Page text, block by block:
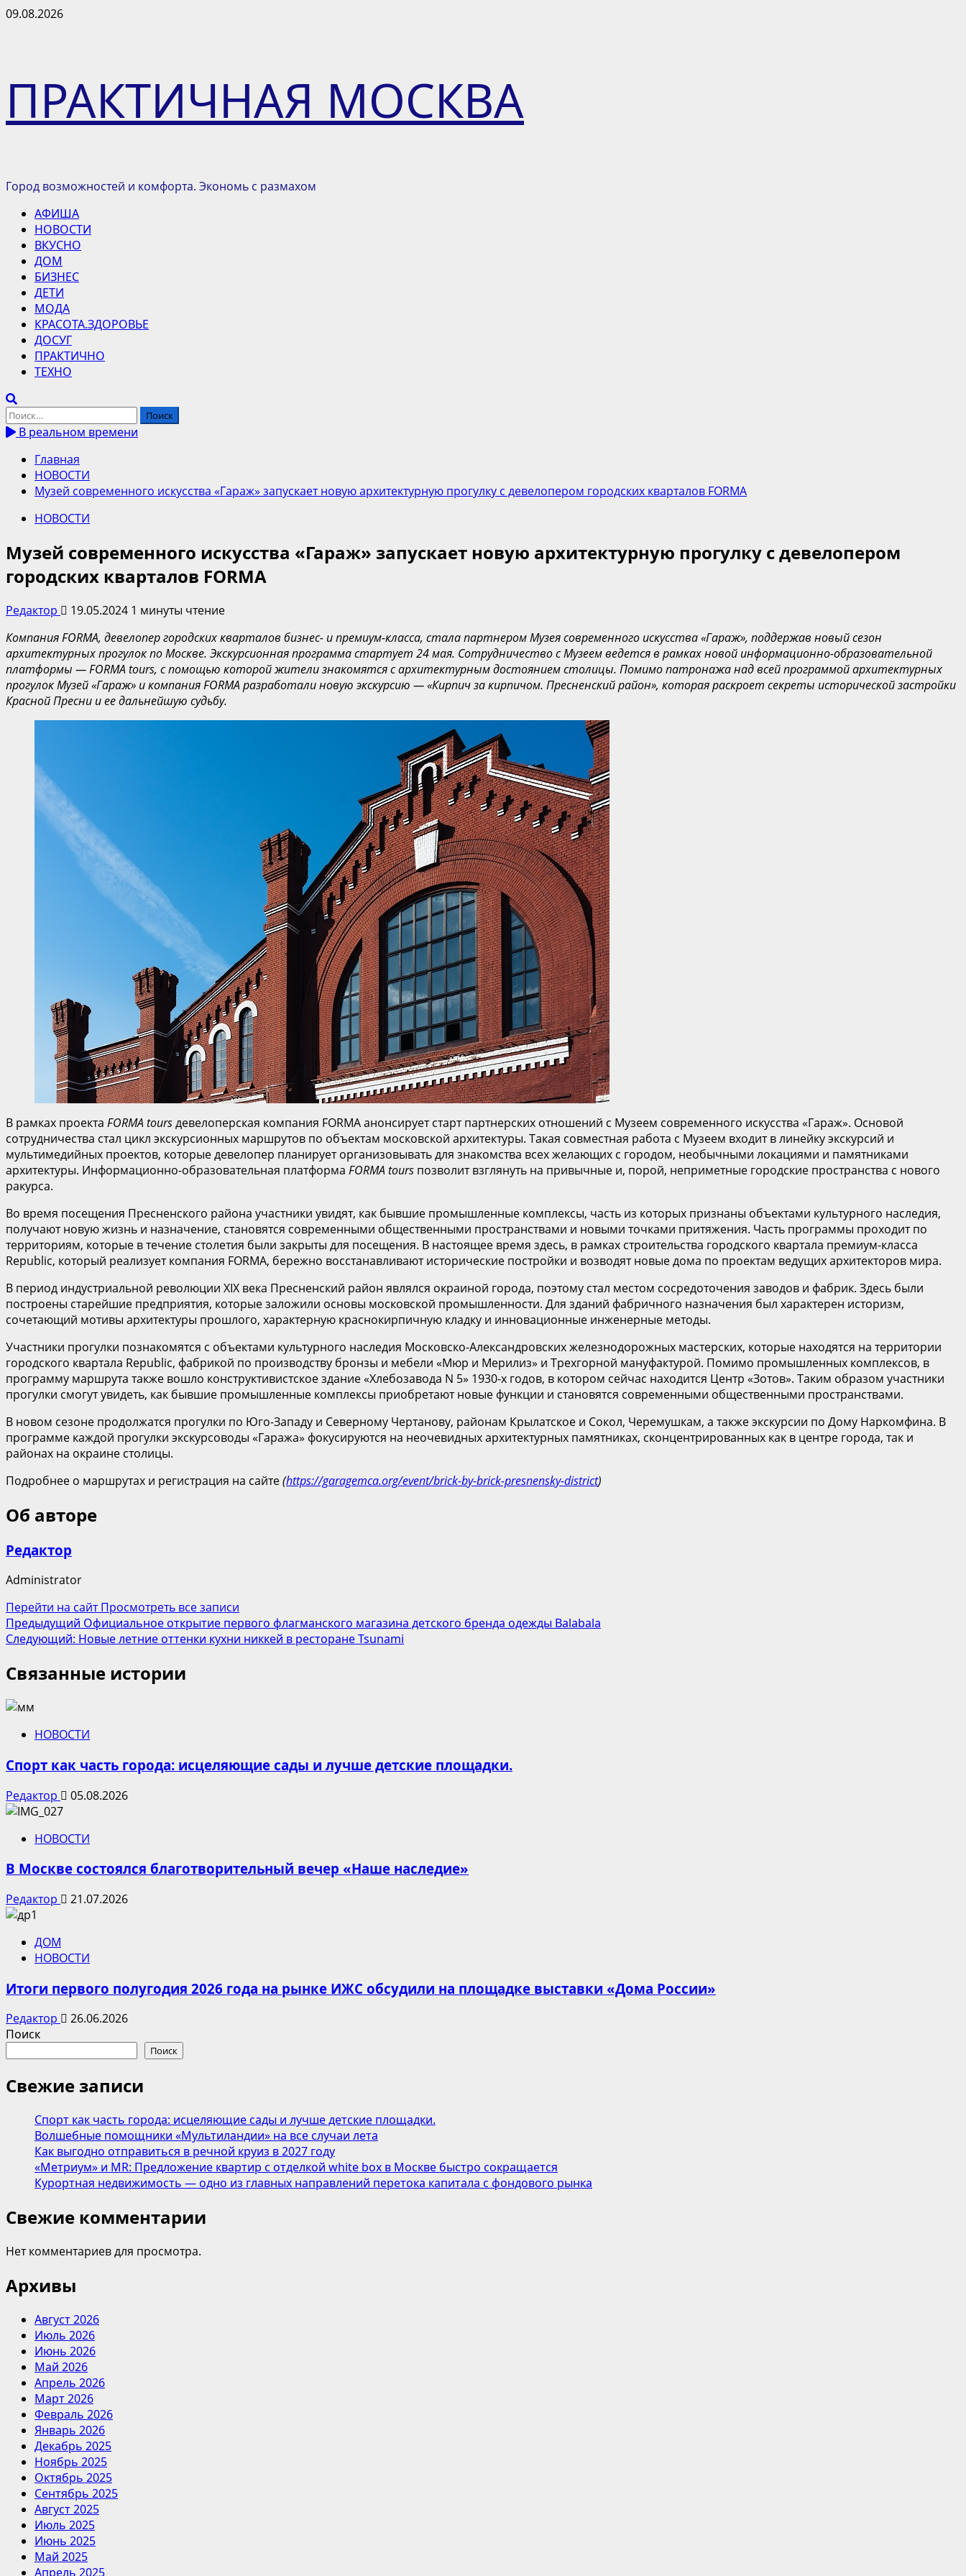
Перейти
09.08.2026
ПРАКТИЧНАЯ МОСКВА
Город возможностей и комфорта. Экономь с размахом
Основное
меню
АФИША
НОВОСТИ
ВКУСНО
ДОМ
БИЗНЕС
ДЕТИ
МОДА
КРАСОТА.ЗДОРОВЬЕ
ДОСУГ
ПРАКТИЧНО
ТЕХНО
Найти:
В реальном времени
Главная
НОВОСТИ
Музей современного искусства «Гараж» запускает новую архитектурную прогулку с девелопером городских кварталов FORMA
НОВОСТИ
Музей современного искусства «Гараж» запускает новую архитектурную прогулку с девелопером
городских кварталов FORMA
Редактор 19.05.2024 1 минуты чтение
Компания FORMA, девелопер городских кварталов бизнес- и премиум-класса, стала партнером Музея современного искусства «Гараж», поддержав новый сезон
архитектурных прогулок по Москве. Экскурсионная программа стартует 24 мая. Сотрудничество с Музеем ведется в рамках новой информационно-образовательной
платформы — FORMA tours, с помощью которой жители знакомятся с архитектурным достоянием столицы. Помимо патронажа над всей программой архитектурных
прогулок Музей «Гараж» и компания FORMA разработали новую экскурсию — «Кирпич за кирпичом. Пресненский район», которая раскроет секреты исторической застройки
Красной Пресни и ее дальнейшую судьбу.
В рамках проекта FORMA toursдевелоперская компания FORMA анонсирует старт партнерских отношений с Музеем современного искусства «Гараж». Основой
сотрудничества стал цикл экскурсионных маршрутов по объектам московской архитектуры. Такая совместная работа с Музеем входит в линейку экскурсий и
мультимедийных проектов, которые девелопер планирует организовывать для знакомства всех желающих с городом, необычными локациями и памятниками
архитектуры. Информационно-образовательная платформа FORMA tours позволит взглянуть на привычные и, порой, неприметные городские пространства с нового
ракурса.
Во время посещения Пресненского района участники увидят, как бывшие промышленные комплексы, часть из которых признаны объектами культурного наследия,
получают новую жизнь и назначение, становятся современными общественными пространствами и новыми точками притяжения. Часть программы проходит по
территориям, которые в течение столетия были закрыты для посещения. В настоящее время здесь, в рамках строительства городского квартала премиум-класса
Republic, который реализует компания FORMA, бережно восстанавливают исторические постройки и возводят новые дома по проектам ведущих архитекторов мира.
В период индустриальной революции ХIХ века Пресненский район являлся окраиной города, поэтому стал местом сосредоточения заводов и фабрик. Здесь были
построены старейшие предприятия, которые заложили основы московской промышленности. Для зданий фабричного назначения был характерен историзм,
сочетающий мотивы архитектуры прошлого, характерную краснокирпичную кладку и инновационные инженерные методы.
Участники прогулки познакомятся с объектами культурного наследия Московско-Александровских железнодорожных мастерских, которые находятся на территории
городского квартала Republic, фабрикой по производству бронзы и мебели «Мюр и Мерилиз» и Трехгорной мануфактурой. Помимо промышленных комплексов, в
программу маршрута также вошло конструктивистское здание «Хлебозавода N 5» 1930-х годов, в котором сейчас находится Центр «Зотов». Таким образом участники
прогулки смогут увидеть, как бывшие промышленные комплексы приобретают новые функции и становятся современными общественными пространствами.
В новом сезоне продолжатся прогулки по Юго-Западу и Северному Чертанову, районам Крылатское и Сокол, Черемушкам, а также экскурсии по Дому Наркомфина. В
программе каждой прогулки экскурсоводы «Гаража» фокусируются на неочевидных архитектурных памятниках, сконцентрированных как в центре города, так и
районах на окраине столицы.
Подробнее о маршрутах и регистрация на сайте(https://garagemca.org/event/brick-by-brick-presnensky-district)
Об авторе
Редактор
Administrator
Перейти на сайтПросмотреть все записи
Навигация
записи
Предыдущий Официальное открытие первого флагманского магазина детского бренда одежды Balabala
Следующий: Новые летние оттенки кухни никкей в ресторане Tsunami
Связанные истории
НОВОСТИ
Спорт как часть города: исцеляющие сады и лучше детские площадки.
Редактор 05.08.2026
НОВОСТИ
В Москве состоялся благотворительный вечер «Наше наследие»
Редактор 21.07.2026
ДОМ
НОВОСТИ
Итоги первого полугодия 2026 года на рынке ИЖС обсудили на площадке выставки «Дома России»
Редактор
26.06.2026
Поиск
Поиск
Свежие записи
Спорт как часть города: исцеляющие сады и лучше детские площадки.
Волшебные помощники «Мультиландии» на все случаи лета
Как выгодно отправиться в речной круиз в 2027 году
«Метриум» и MR: Предложение квартир с отделкой white box в Москве быстро сокращается
Курортная недвижимость — одно из главных направлений перетока капитала с фондового рынка
Свежие комментарии
Нет комментариев для просмотра.
Архивы
Август 2026
Июль 2026
Июнь 2026
Май 2026
Апрель 2026
Март 2026
Февраль 2026
Январь 2026
Декабрь 2025
Ноябрь 2025
Октябрь 2025
Сентябрь 2025
Август 2025
Июль 2025
Июнь 2025
Май 2025
Апрель 2025